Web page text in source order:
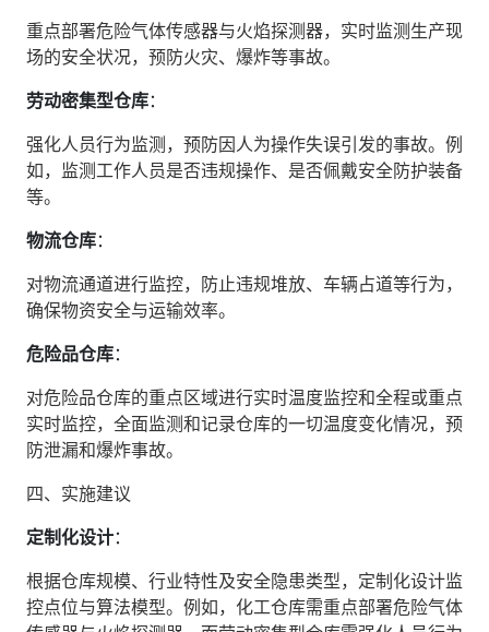
重点部署危险气体传感器与火焰探测器，实时监测生产现
场的安全状况，预防火灾、爆炸等事故。
劳动密集型仓库‌：
强化人员行为监测，预防因人为操作失误引发的事故。例
如，监测工作人员是否违规操作、是否佩戴安全防护装备
等。
物流仓库‌：
对物流通道进行监控，防止违规堆放、车辆占道等行为，
确保物资安全与运输效率。
危险品仓库‌：
对危险品仓库的重点区域进行实时温度监控和全程或重点
实时监控，全面监测和记录仓库的一切温度变化情况，预
防泄漏和爆炸事故。
四、实施建议
定制化设计‌：
根据仓库规模、行业特性及安全隐患类型，定制化设计监
控点位与算法模型。例如，化工仓库需重点部署危险气体